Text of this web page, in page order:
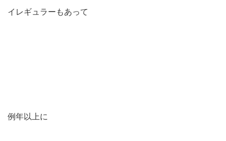
イレギュラーもあって
例年以上に